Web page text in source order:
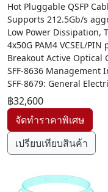
Hot Pluggable QSFP
Supports 212.5Gb/s
Low Power Dissipation,
4x50G PAM4 VCSEL/
Breakout Active Optical
SFF-8636 Management
SFF-8679: General
฿32,600
เปรียบเทียบสินค้า